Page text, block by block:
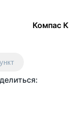
Компас